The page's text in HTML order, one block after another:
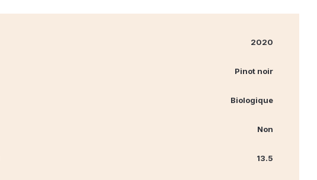
2020
Pinot noir
Biologique
Non
13.5